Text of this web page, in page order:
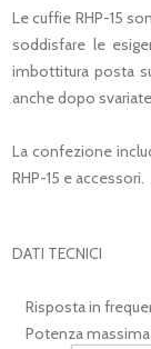
Le cuffie RHP-15
soddisfare le
imbottitura posta
anche dopo
La confezione
RHP-15 e accessori.
DATI TECNICI
Risposta in
Potenza